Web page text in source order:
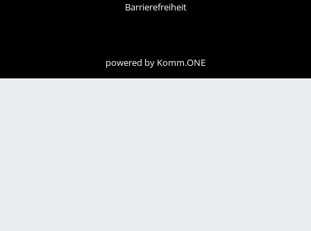
Barrierefreiheit
powered by Komm.ONE